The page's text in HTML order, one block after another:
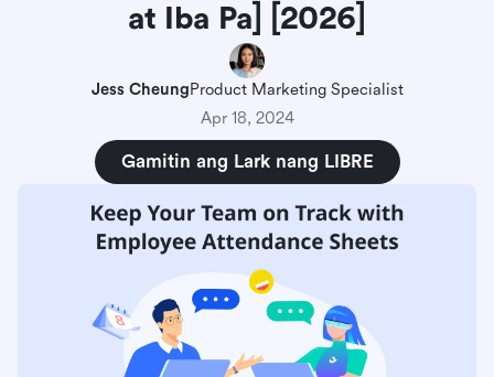
at Iba Pa] [2026]
Jess CheungProduct Marketing Specialist
Apr 18, 2024
Gamitin ang Lark nang LIBRE